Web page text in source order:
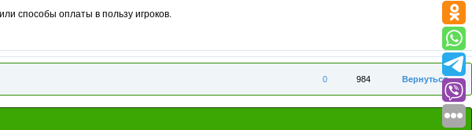
способы оплаты в пользу игроков.
Вернуться
984
0